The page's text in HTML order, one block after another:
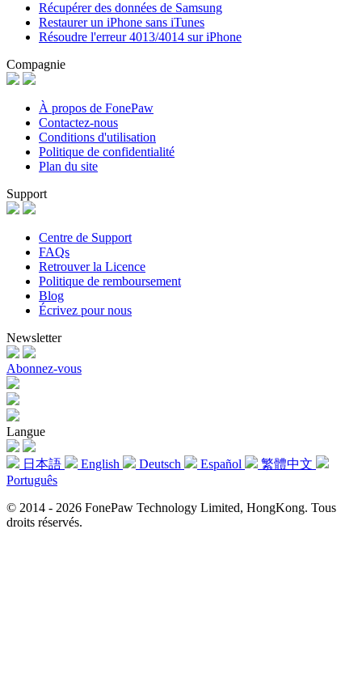
Récupérer des données de Samsung
Restaurer un iPhone sans iTunes
Résoudre l'erreur 4013/4014 sur iPhone
Compagnie
À propos de FonePaw
Contactez-nous
Conditions d'utilisation
Politique de confidentialité
Plan du site
Support
Centre de Support
FAQs
Retrouver la Licence
Politique de remboursement
Blog
Écrivez pour nous
Newsletter
Abonnez-vous
Langue
日本語 English Deutsch Español
繁體中文
Português
© 2014 - 2026 FonePaw Technology Limited, HongKong. Tous
droits réservés.